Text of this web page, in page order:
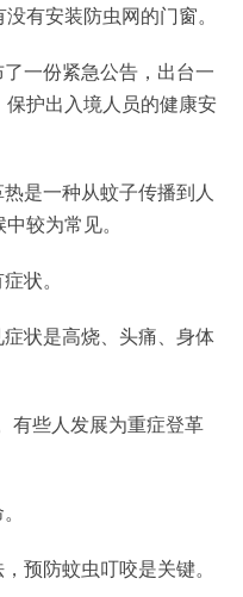
有安装防虫网的门窗。
一份紧急公告，出台一
护出入境人员的健康安
是一种从蚊子传播到人
较为常见。
状。
状是高烧、头痛、身体
有些人发展为重症登革
预防蚊虫叮咬是关键。